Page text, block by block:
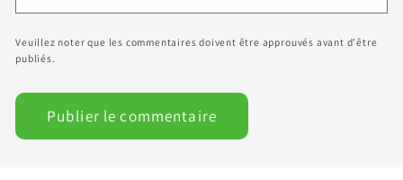
Veuillez noter que les commentaires doivent être approuvés avant d'être
publiés.